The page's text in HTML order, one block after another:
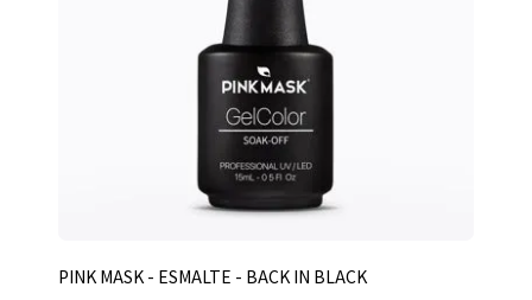
PINK MASK - ESMALTE - BACK IN BLACK